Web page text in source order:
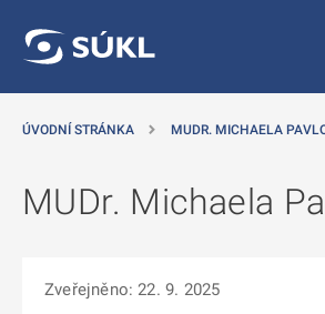
ÚVODNÍ STRÁNKA MUDR. MICHAELA
MUDr. Michaela
Zveřejněno: 22. 9. 2025